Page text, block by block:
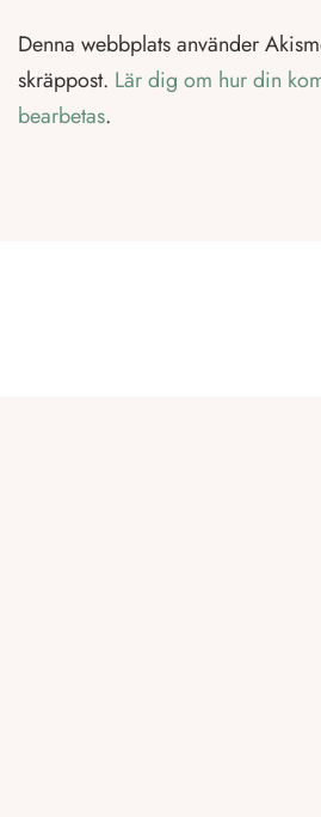
Denna webbplats använder
skräppost. Lär dig om hur din
bearbetas.